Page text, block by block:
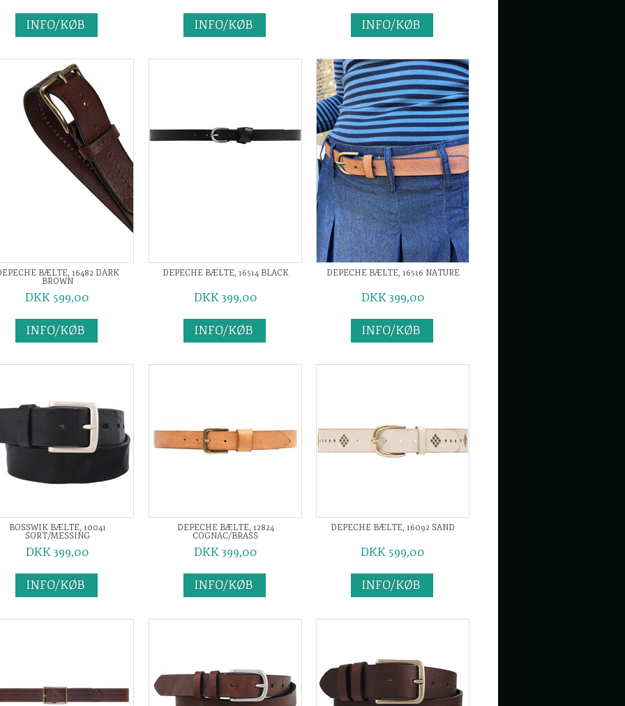
BÆLTE, 16482 DARK
BROWN
DKK 599,00
DEPECHE BÆLTE, 16514 BLACK
DKK 399,00
DEPECHE BÆLTE, 16516 NATURE
DKK 399,00
BOSSWIK BÆLTE, 10041
SORT/MESSING
DKK 399,00
DEPECHE BÆLTE, 12824
COGNAC/BRASS
DKK 399,00
DEPECHE BÆLTE, 16092 SAND
DKK 599,00